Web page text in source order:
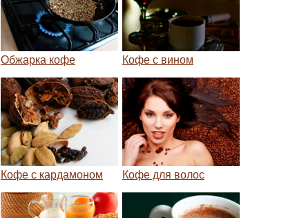
Обжарка кофе Кофе с вином
Кофе с кардамоном Кофе для волос